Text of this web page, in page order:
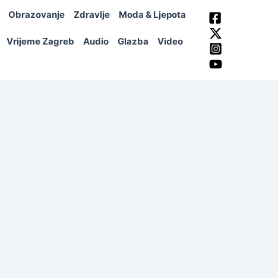
Obrazovanje Zdravlje Moda & Ljepota
Vrijeme Zagreb Audio Glazba Video